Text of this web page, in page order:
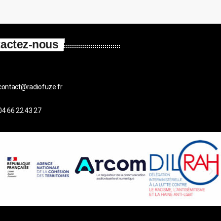
nous
66 22 43 27